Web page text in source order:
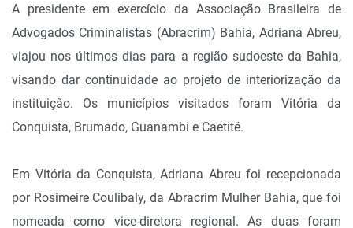
A presidente em exercício da Associação Brasileira de
Advogados Criminalistas (Abracrim) Bahia, Adriana Abreu,
viajou nos últimos dias para a região sudoeste da Bahia,
visando dar continuidade ao projeto de interiorização da
instituição. Os municípios visitados foram Vitória da
Conquista, Brumado, Guanambi e Caetité.
Em Vitória da Conquista, Adriana Abreu foi recepcionada
por Rosimeire Coulibaly, da Abracrim Mulher Bahia, que foi
nomeada como vice-diretora regional. As duas foram